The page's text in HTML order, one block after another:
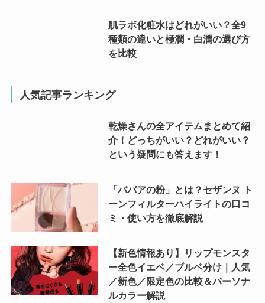
肌ラボ化粧水はどれがいい？全9
種類の違いと極潤・白潤の選び方
を比較
人気記事ランキング
乾燥さんの全アイテムまとめて紹
介！どっちがいい？どれがいい？
という疑問にも答えます！
「ババアの粉」とは？セザンヌ ト
ーンフィルターハイライトの口コ
ミ・使い方を徹底解説
【新色情報あり】リップモンスタ
ー全色イエベ／ブルベ分け｜人気
／新色／限定色の比較＆パーソナ
ルカラー解説